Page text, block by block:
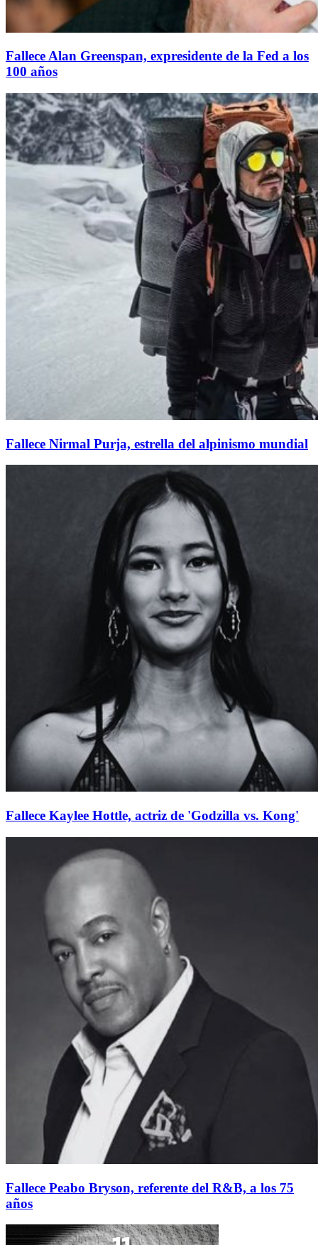
Fallece Alan Greenspan, expresidente de la Fed a los
100 años
Fallece Nirmal Purja, estrella del alpinismo mundial
Fallece Kaylee Hottle, actriz de 'Godzilla vs. Kong'
Fallece Peabo Bryson, referente del R&B, a los 75
años